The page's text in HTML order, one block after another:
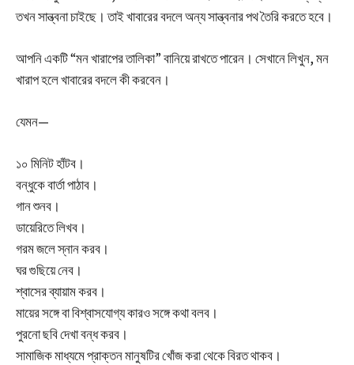
তখন সান্ত্বনা চাইছে। তাই খাবারের বদলে অন্য সান্ত্বনার পথ তৈরি করতে হবে।
আপনি একটি “মন খারাপের তালিকা” বানিয়ে রাখতে পারেন। সেখানে লিখুন, মন
খারাপ হলে খাবারের বদলে কী করবেন।
যেমন—
১০ মিনিট হাঁটব।
বন্ধুকে বার্তা পাঠাব।
গান শুনব।
ডায়েরিতে লিখব।
গরম জলে স্নান করব।
ঘর গুছিয়ে নেব।
শ্বাসের ব্যায়াম করব।
মায়ের সঙ্গে বা বিশ্বাসযোগ্য কারও সঙ্গে কথা বলব।
পুরনো ছবি দেখা বন্ধ করব।
সামাজিক মাধ্যমে প্রাক্তন মানুষটির খোঁজ করা থেকে বিরত থাকব।